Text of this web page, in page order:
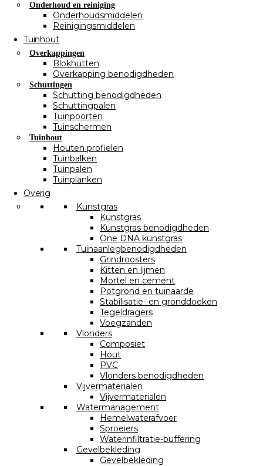
Onderhoud en reiniging
Onderhoudsmiddelen
Reinigingsmiddelen
Tuinhout
Overkappingen
Blokhutten
Overkapping benodigdheden
Schuttingen
Schutting benodigdheden
Schuttingpalen
Tuinpoorten
Tuinschermen
Tuinhout
Houten profielen
Tuinbalken
Tuinpalen
Tuinplanken
Overig
Kunstgras
Kunstgras
Kunstgras benodigdheden
One DNA kunstgras
Tuinaanlegbenodigdheden
Grindroosters
Kitten en lijmen
Mortel en cement
Potgrond en tuinaarde
Stabilisatie- en gronddoeken
Tegeldragers
Voegzanden
Vlonders
Composiet
Hout
PVC
Vlonders benodigdheden
Vijvermaterialen
Vijvermaterialen
Watermanagement
Hemelwaterafvoer
Sproeiers
Waterinfiltratie-buffering
Gevelbekleding
Gevelbekleding